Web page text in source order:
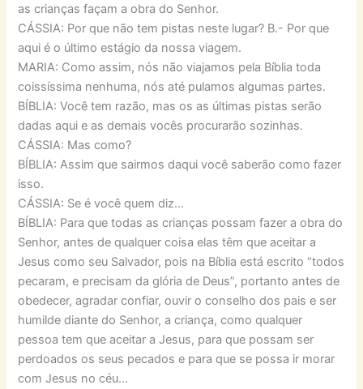
as crianças façam a obra do Senhor.
CÁSSIA: Por que não tem pistas neste lugar? B.- Por que
aqui é o último estágio da nossa viagem.
MARIA: Como assim, nós não viajamos pela Bíblia toda
coissíssima nenhuma, nós até pulamos algumas partes.
BÍBLIA: Você tem razão, mas os as últimas pistas serão
dadas aqui e as demais vocês procurarão sozinhas.
CÁSSIA: Mas como?
BÍBLIA: Assim que sairmos daqui você saberão como fazer
isso.
CÁSSIA: Se é você quem diz…
BÍBLIA: Para que todas as crianças possam fazer a obra do
Senhor, antes de qualquer coisa elas têm que aceitar a
Jesus como seu Salvador, pois na Bíblia está escrito “todos
pecaram, e precisam da glória de Deus”, portanto antes de
obedecer, agradar confiar, ouvir o conselho dos pais e ser
humilde diante do Senhor, a criança, como qualquer
pessoa tem que aceitar a Jesus, para que possam ser
perdoados os seus pecados e para que se possa ir morar
com Jesus no céu…